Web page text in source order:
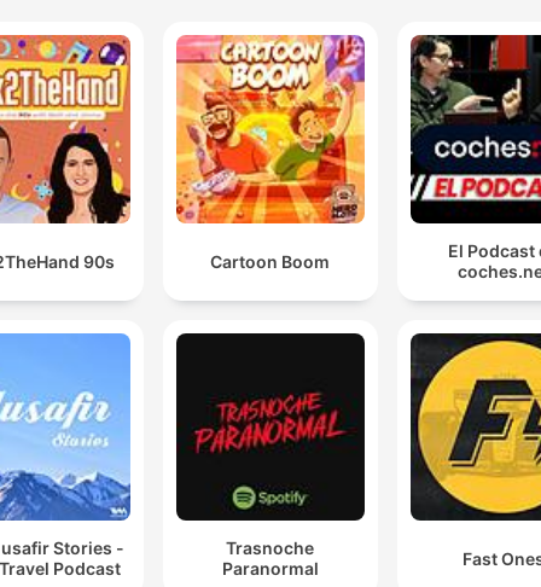
90s Cartoon Boom
El Podcast
Stories -
Podcast
Trasnoche
Paranormal
Fast